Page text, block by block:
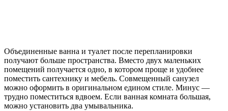
Объединенные ванна и туалет после перепланировки
получают больше пространства. Вместо двух маленьких
помещений получается одно, в котором проще и удобнее
поместить сантехнику и мебель. Совмещенный санузел
можно оформить в оригинальном едином стиле. Минус —
трудно поместиться вдвоем. Если ванная комната большая,
можно установить два умывальника.